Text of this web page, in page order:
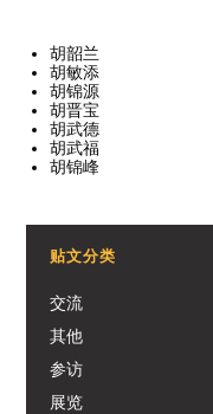
胡韶兰
胡敏添
胡锦源
胡晋宝
胡武德
胡武福
胡锦峰
贴文分类
交流
其他
参访
展览